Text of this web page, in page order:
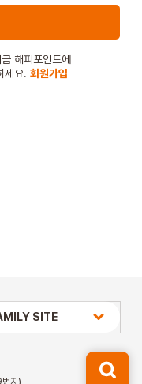
해피포인트에
세요. 회원가입
지)
당 HOLDINGS
바게뜨
SITE